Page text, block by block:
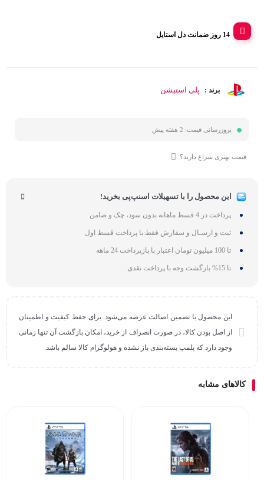
14 روز ضمانت دل استایل
برند : پلی استیشن
بروزرسانی قیمت: 2 هفته پیش
قیمت بهتری سراغ دارید؟
این محصول را با تسهیلات اسنپ‌پی بخرید!
پرداخت در 4 قسط ماهانه بدون سود، چک و ضامن
ثبت و ارسـال و سفارش فقط با پرداخت قسط اول
تا 100 میلیون تومان اعتبار با بازپرداخت 24 ماهه
تا 15% بازگشت وجه با پرداخت نقدی
این محصول با تضمین اصالت عرضه می‌شود. برای حفظ کیفیت و اطمینان
از اصل بودن کالا، در صورت انصراف از خرید، امکان بازگشت آن تنها زمانی
وجود دارد که پلمپ بسته‌بندی باز نشده و هولوگرام کالا سالم باشد.
کالاهای مشابه